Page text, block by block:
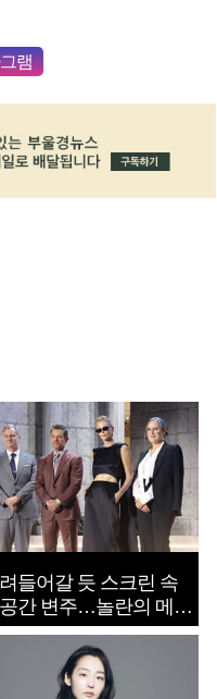
램
들어갈 듯 스크린 속
간 변주…놀란의 메시
‘전쟁 속죄’